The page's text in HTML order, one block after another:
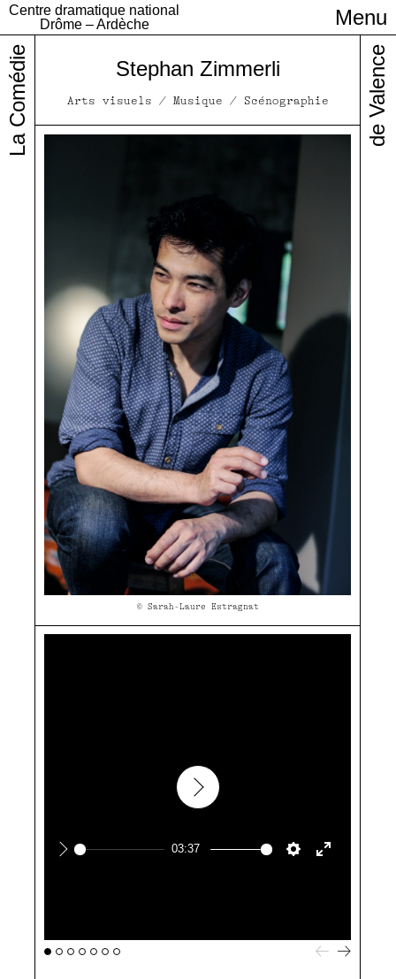
Centre dramatique national
Drôme – Ardèche
Menu
Infos pratiques
Stephan Zimmerli
Arts visuels / Musique / Scénographie
© Sarah-Laure Estragnat
Play
03:37
Play
La Comédie de Valence